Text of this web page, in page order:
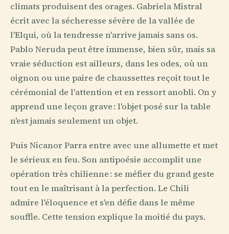
climats produisent des orages. Gabriela Mistral
écrit avec la sécheresse sévère de la vallée de
l'Elqui, où la tendresse n'arrive jamais sans os.
Pablo Neruda peut être immense, bien sûr, mais sa
vraie séduction est ailleurs, dans les odes, où un
oignon ou une paire de chaussettes reçoit tout le
cérémonial de l'attention et en ressort anobli. On y
apprend une leçon grave : l'objet posé sur la table
n'est jamais seulement un objet.
Puis Nicanor Parra entre avec une allumette et met
le sérieux en feu. Son antipoésie accomplit une
opération très chilienne : se méfier du grand geste
tout en le maîtrisant à la perfection. Le Chili
admire l'éloquence et s'en défie dans le même
souffle. Cette tension explique la moitié du pays.